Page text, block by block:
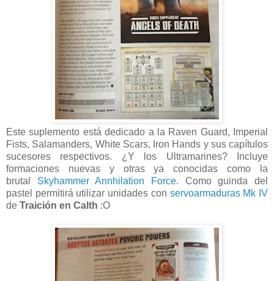
Este suplemento está dedicado a la Raven Guard, Imperial
Fists, Salamanders, White Scars, Iron Hands y sus capítulos
sucesores respectivos. ¿Y los Ultramarines? Incluye
formaciones nuevas y otras ya conocidas como la
brutal Skyhammer Annhilation Force. Como guinda del
pastel permitirá utilizar unidades con servoarmaduras Mk IV
de Traición en Calth :O